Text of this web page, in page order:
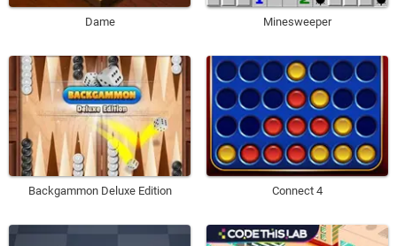
Dame Minesweeper
Backgammon Deluxe Edition Connect 4